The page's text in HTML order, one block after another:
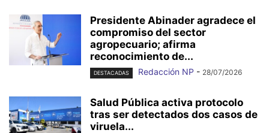
Presidente Abinader agradece el
compromiso del sector
agropecuario; afirma
reconocimiento de...
DESTACADAS Redacción NP - 28/07/2026
Salud Pública activa protocolo
tras ser detectados dos casos de
viruela...